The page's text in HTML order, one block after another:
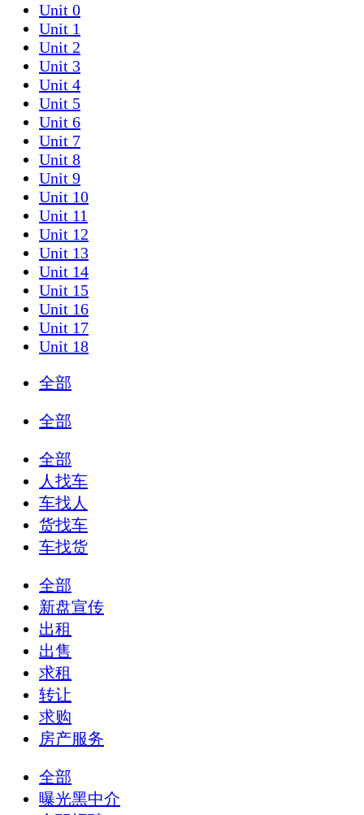
Unit 0
Unit 1
Unit 2
Unit 3
Unit 4
Unit 5
Unit 6
Unit 7
Unit 8
Unit 9
Unit 10
Unit 11
Unit 12
Unit 13
Unit 14
Unit 15
Unit 16
Unit 17
Unit 18
全部
全部
全部
人找车
车找人
货找车
车找货
全部
新盘宣传
出租
出售
求租
转让
求购
房产服务
全部
曝光黑中介